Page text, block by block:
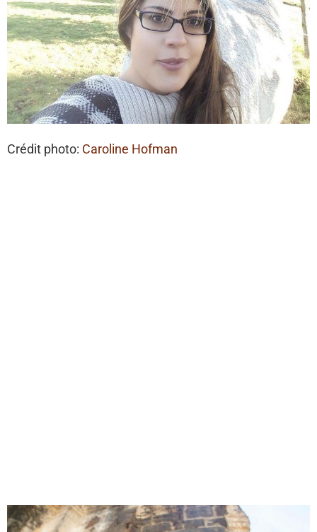
Crédit photo: Caroline Hofman